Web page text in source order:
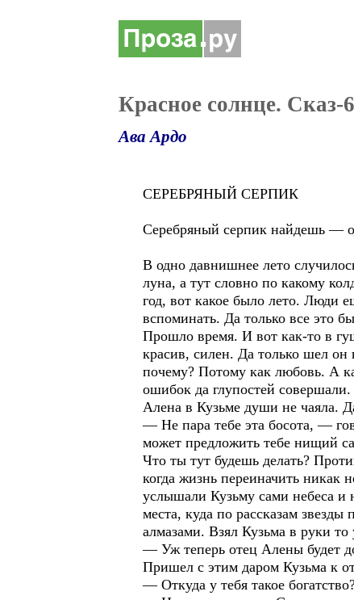
Красное солнце.
Ава Ардо
СЕРЕБРЯНЫЙ СЕРПИК
Серебряный серпик найдешь —
В одно давнишнее лето
луна, а тут словно по какому
год, вот какое было лето. Люди
вспоминать. Да только все это
Прошло время. И вот как-то в
красив, силен. Да только шел
почему? Потому как любовь. А
ошибок да глупостей
Алена в Кузьме души не чаяла.
— Не пара тебе эта босота, —
может предложить тебе нищий
Что ты тут будешь делать?
когда жизнь переиначить
услышали Кузьму сами небеса и
места, куда по рассказам
алмазами. Взял Кузьма в руки
— Уж теперь отец Алены будет
Пришел с этим даром Кузьма к
— Откуда у тебя такое